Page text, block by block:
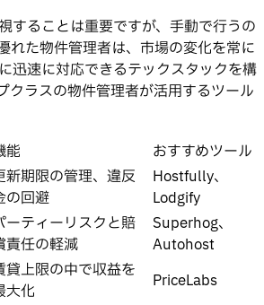
することは重要ですが、手動で行うの
れた物件管理者は、市場の変化を常に
迅速に対応できるテックスタックを構
クラスの物件管理者が活用するツール
能
おすすめツール
新期限の管理、違反
の回避
Hostfully、
Lodgify
ーティーリスクと賠
責任の軽減
Superhog、
Autohost
貸上限の中で収益を
大化
PriceLabs